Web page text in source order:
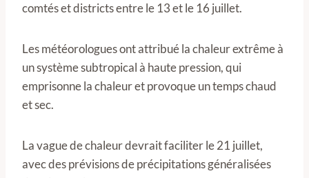
comtés et districts entre le 13 et le 16 juillet.
Les météorologues ont attribué la chaleur extrême à
un système subtropical à haute pression, qui
emprisonne la chaleur et provoque un temps chaud
et sec.
La vague de chaleur devrait faciliter le 21 juillet,
avec des prévisions de précipitations généralisées